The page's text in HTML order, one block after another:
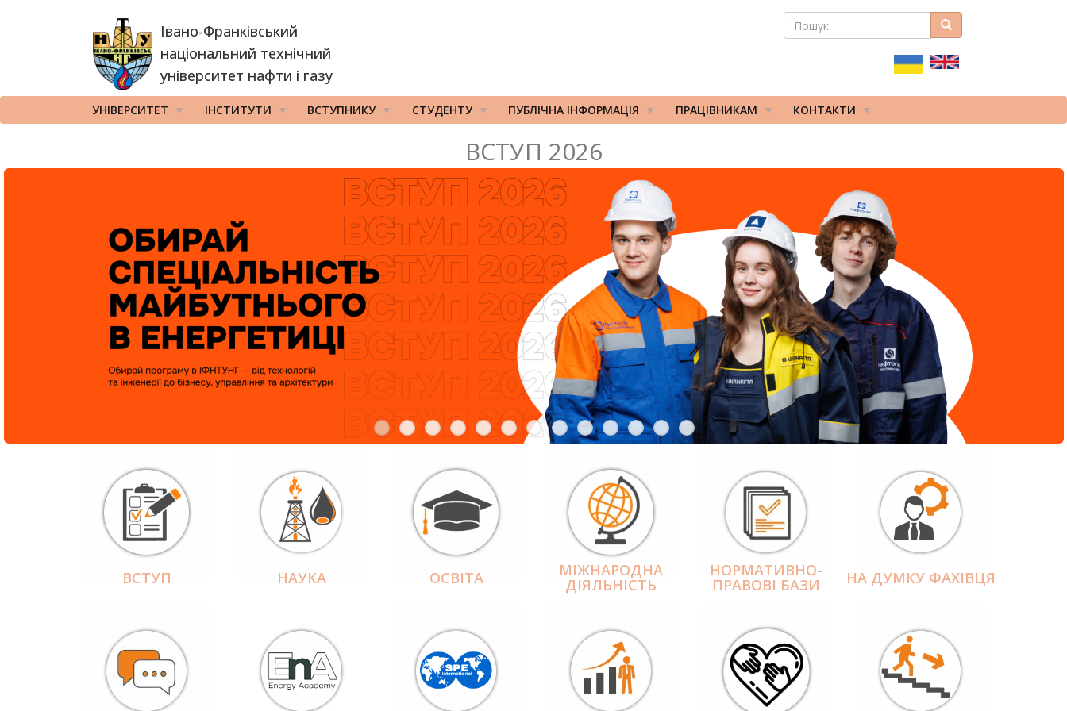
Івано-Франківський
національний технічний
університет нафти і газу
ПОШУКОВА
ПОШУК Пошук
УНІВЕРСИТЕТ ІНСТИТУТИ ВСТУПНИКУ СТУДЕНТУ ПУБЛІЧНА ІНФОРМАЦІЯ ПРАЦІВНИКАМ КОНТАКТИ
ВСТУП 2026
ВСТУП НАУКА ОСВІТА МІЖНАРОДНА
ДІЯЛЬНІCТЬ
НОРМАТИВНО-
ПРАВОВІ БАЗИ НА ДУМКУ ФАХІВЦЯ